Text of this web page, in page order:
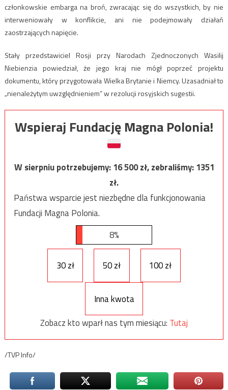
członkowskie embarga na broń, zwracając się do wszystkich, by nie
interweniowały w konflikcie, ani nie podejmowały działań
zaostrzających napięcie.
Stały przedstawiciel Rosji przy Narodach Zjednoczonych Wasilij
Niebienzia powiedział, że jego kraj nie mógł poprzeć projektu
dokumentu, który przygotowała Wielka Brytanie i Niemcy. Uzasadniał to
„nienależytym uwzględnieniem” w rezolucji rosyjskich sugestii.
Wspieraj Fundację Magna Polonia!
W sierpniu potrzebujemy:16 500zł, zebraliśmy:1351
zł.
Państwa wsparcie jest niezbędne dla funkcjonowania
Fundacji Magna Polonia.
8%
30 zł 50 zł 100 zł
Inna kwota
Zobacz kto wparł nas tym miesiącu: Tutaj
/TVP Info/